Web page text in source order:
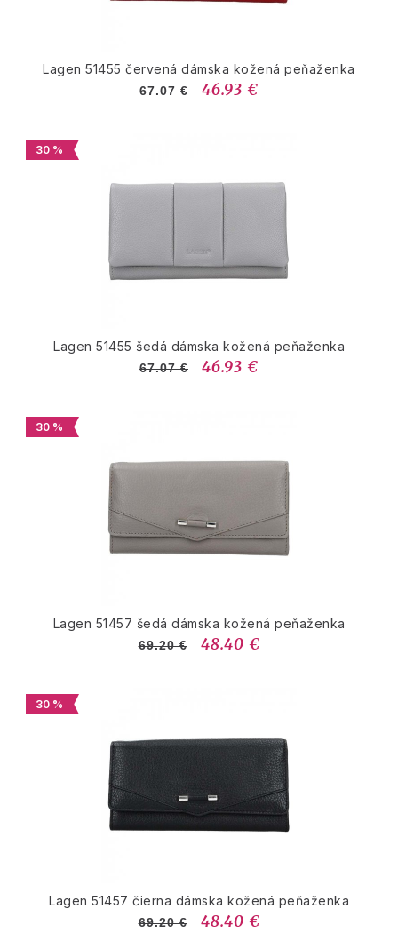
Lagen 51455 červená dámska kožená peňaženka
67.07 € 46.93 €
30 %
Lagen 51455 šedá dámska kožená peňaženka
67.07 € 46.93 €
30 %
Lagen 51457 šedá dámska kožená peňaženka
69.20 € 48.40 €
30 %
Lagen 51457 čierna dámska kožená peňaženka
69.20 € 48.40 €